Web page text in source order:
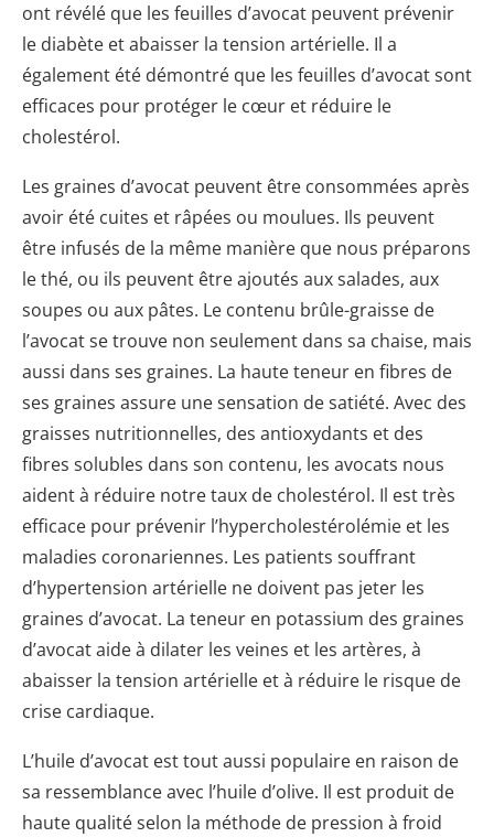
ont révélé que les feuilles d’avocat peuvent prévenir
le diabète et abaisser la tension artérielle. Il a
également été démontré que les feuilles d’avocat sont
efficaces pour protéger le cœur et réduire le
cholestérol.
Les graines d’avocat peuvent être consommées après
avoir été cuites et râpées ou moulues. Ils peuvent
être infusés de la même manière que nous préparons
le thé, ou ils peuvent être ajoutés aux salades, aux
soupes ou aux pâtes. Le contenu brûle-graisse de
l’avocat se trouve non seulement dans sa chaise, mais
aussi dans ses graines. La haute teneur en fibres de
ses graines assure une sensation de satiété. Avec des
graisses nutritionnelles, des antioxydants et des
fibres solubles dans son contenu, les avocats nous
aident à réduire notre taux de cholestérol. Il est très
efficace pour prévenir l’hypercholestérolémie et les
maladies coronariennes. Les patients souffrant
d’hypertension artérielle ne doivent pas jeter les
graines d’avocat. La teneur en potassium des graines
d’avocat aide à dilater les veines et les artères, à
abaisser la tension artérielle et à réduire le risque de
crise cardiaque.
L’huile d’avocat est tout aussi populaire en raison de
sa ressemblance avec l’huile d’olive. Il est produit de
haute qualité selon la méthode de pression à froid